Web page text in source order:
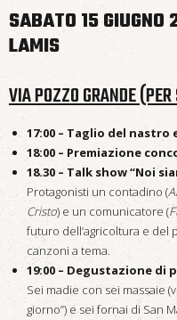
SABATO 15
LAMIS
VIA POZZO GRANDE
17:00 – Taglio del
18:00 – Premiazione
18.30 – Talk show “Noi
Protagonisti un contadino (
Cristo) e un comunicatore (
futuro dell’agricoltura e del
canzoni a tema.
19:00 – Degustazione di
Sei madie con sei massaie
giorno”) e sei fornai di San